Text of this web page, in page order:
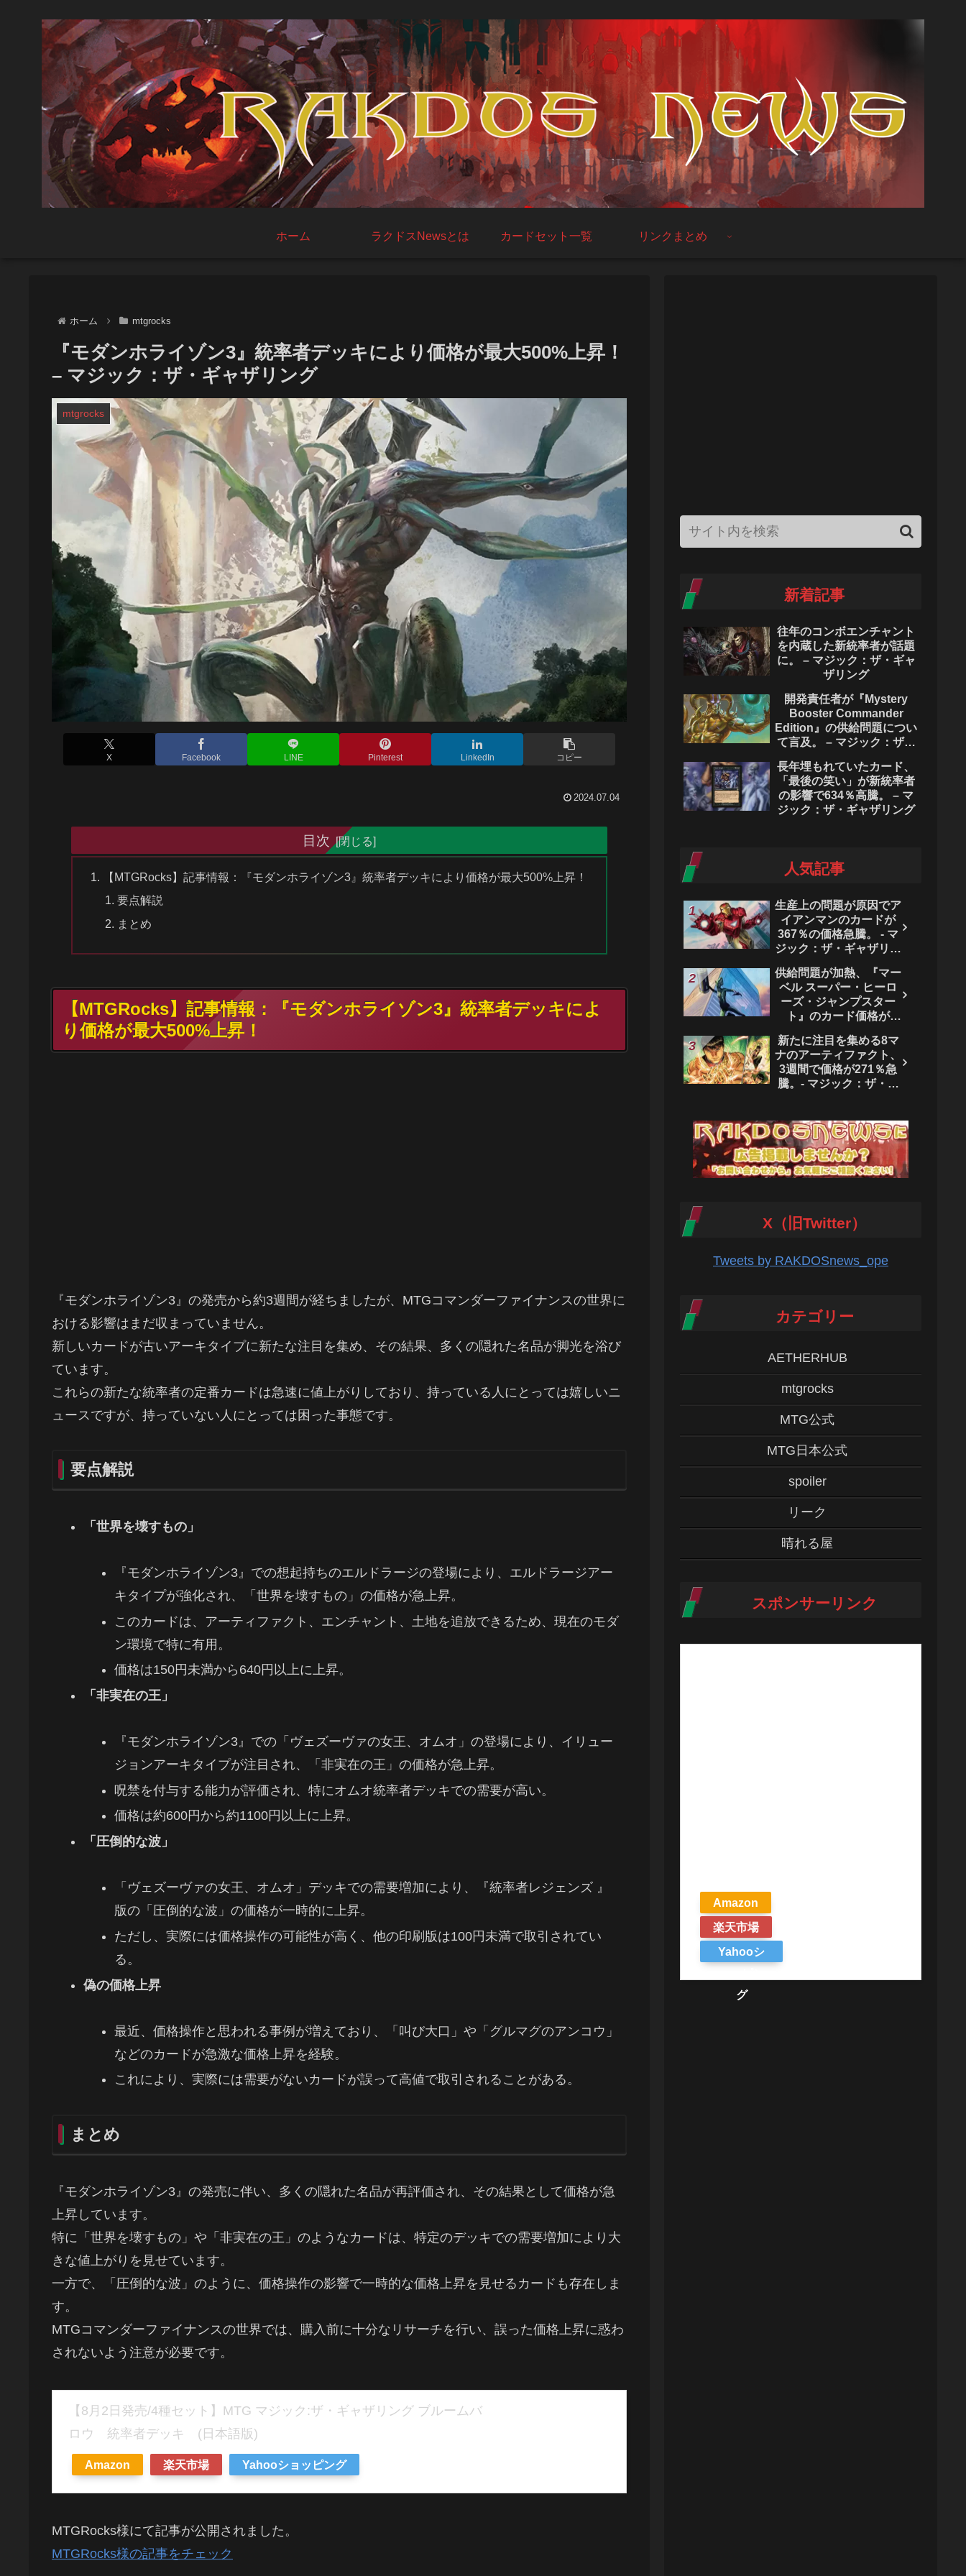
ホーム ラクドスNewsとは カードセット一覧 リンクまとめ
ホーム mtgrocks
『モダンホライゾン3』統率者デッキにより価格が最大500%上昇！
– マジック：ザ・ギャザリング
mtgrocks
X Facebook LINE Pinterest LinkedIn コピー
2024.07.04
目次
【MTGRocks】記事情報：『モダンホライゾン3』統率者デッキにより価格が最大500%上昇！
要点解説
まとめ
【MTGRocks】記事情報：『モダンホライゾン3』統率者デッキによ
り価格が最大500%上昇！
『モダンホライゾン3』の発売から約3週間が経ちましたが、MTGコマンダーファイナンスの世界に
おける影響はまだ収まっていません。
新しいカードが古いアーキタイプに新たな注目を集め、その結果、多くの隠れた名品が脚光を浴び
ています。
これらの新たな統率者の定番カードは急速に値上がりしており、持っている人にとっては嬉しいニ
ュースですが、持っていない人にとっては困った事態です。
要点解説
「世界を壊すもの」
『モダンホライゾン3』での想起持ちのエルドラージの登場により、エルドラージアー
キタイプが強化され、「世界を壊すもの」の価格が急上昇。
このカードは、アーティファクト、エンチャント、土地を追放できるため、現在のモダ
ン環境で特に有用。
価格は150円未満から640円以上に上昇。
「非実在の王」
『モダンホライゾン3』での「ヴェズーヴァの女王、オムオ」の登場により、イリュー
ジョンアーキタイプが注目され、「非実在の王」の価格が急上昇。
呪禁を付与する能力が評価され、特にオムオ統率者デッキでの需要が高い。
価格は約600円から約1100円以上に上昇。
「圧倒的な波」
「ヴェズーヴァの女王、オムオ」デッキでの需要増加により、『統率者レジェンズ 』
版の「圧倒的な波」の価格が一時的に上昇。
ただし、実際には価格操作の可能性が高く、他の印刷版は100円未満で取引されてい
る。
偽の価格上昇
最近、価格操作と思われる事例が増えており、「叫び大口」や「グルマグのアンコウ」
などのカードが急激な価格上昇を経験。
これにより、実際には需要がないカードが誤って高値で取引されることがある。
まとめ
『モダンホライゾン3』の発売に伴い、多くの隠れた名品が再評価され、その結果として価格が急
上昇しています。
特に「世界を壊すもの」や「非実在の王」のようなカードは、特定のデッキでの需要増加により大
きな値上がりを見せています。
一方で、「圧倒的な波」のように、価格操作の影響で一時的な価格上昇を見せるカードも存在しま
す。
MTGコマンダーファイナンスの世界では、購入前に十分なリサーチを行い、誤った価格上昇に惑わ
されないよう注意が必要です。
【8月2日発売/4種セット】MTG マジック:ザ・ギャザリング ブルームバ
ロウ 統率者デッキ (日本語版)
Amazon 楽天市場 Yahooショッピング
MTGRocks様にて記事が公開されました。
MTGRocks様の記事をチェック
新着記事
往年のコンボエンチャント
を内蔵した新統率者が話題
に。 – マジック：ザ・ギャ
ザリング
開発責任者が『Mystery
Booster Commander
Edition』の供給問題につい
て言及。 – マジック：ザ・
長年埋もれていたカード、
「最後の笑い」が新統率者
の影響で634％高騰。 – マ
ジック：ザ・ギャザリング
人気記事
生産上の問題が原因でア
イアンマンのカードが
367％の価格急騰。 - マ
ジック：ザ・ギャザリン
供給問題が加熱、『マー
ベル スーパー・ヒーロ
ーズ・ジャンプスター
ト』のカード価格が
ク：ザ・ギャザリング
新たに注目を集める8マ
ナのアーティファクト、
3週間で価格が271％急
騰。- マジック：ザ・ギ
X（旧Twitter）
Tweets by RAKDOSnews_ope
カテゴリー
AETHERHUB
mtgrocks
MTG公式
MTG日本公式
spoiler
リーク
晴れる屋
スポンサーリンク
Amazon
楽天市場
Yahooシ
グ